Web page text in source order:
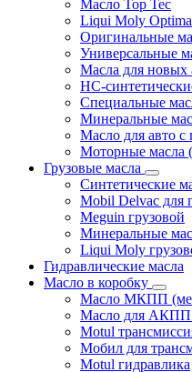
Масло Top Tec
Liqui Moly
Оригинальные
Универсальные
Масла для новых
HC-
Специальные
Минеральные
Масло для авто с
Моторные масла
Грузовые масла
Синтетические
Mobil Delvac для
Meguin грузовой
Минеральные
Liqui Moly
Гидравлические масла
Масло в коробку
Масло МКПП
Масло для
Motul
Мобил для
Motul гидравлика